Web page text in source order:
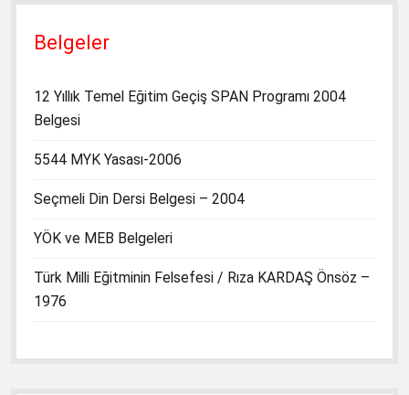
Belgeler
12 Yıllık Temel Eğitim Geçiş SPAN Programı 2004
Belgesi
5544 MYK Yasası-2006
Seçmeli Din Dersi Belgesi – 2004
YÖK ve MEB Belgeleri
Türk Milli Eğitminin Felsefesi / Rıza KARDAŞ Önsöz –
1976